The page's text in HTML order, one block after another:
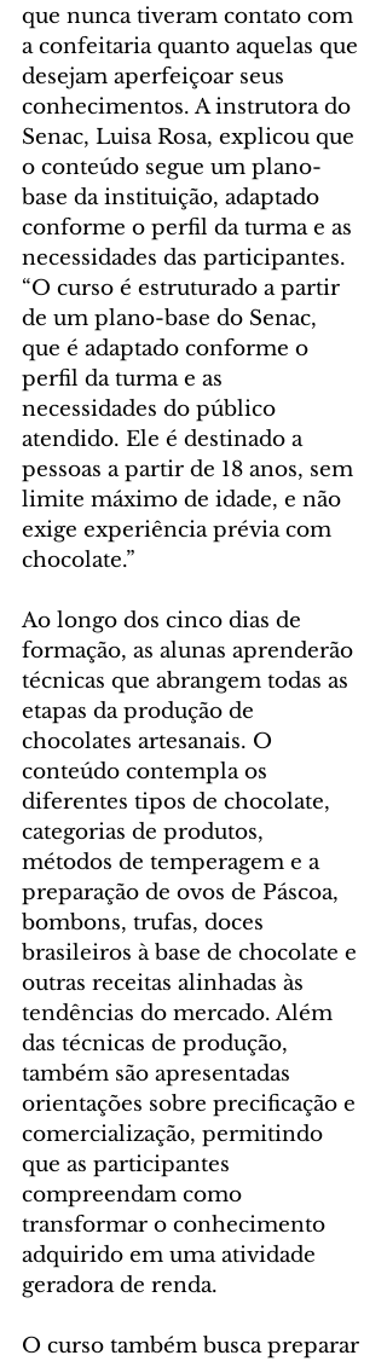
que nunca tiveram contato com
a confeitaria quanto aquelas que
desejam aperfeiçoar seus
conhecimentos. A instrutora do
Senac, Luisa Rosa, explicou que
o conteúdo segue um plano-
base da instituição, adaptado
conforme o perfil da turma e as
necessidades das participantes.
“O curso é estruturado a partir
de um plano-base do Senac,
que é adaptado conforme o
perfil da turma e as
necessidades do público
atendido. Ele é destinado a
pessoas a partir de 18 anos, sem
limite máximo de idade, e não
exige experiência prévia com
chocolate.”
Ao longo dos cinco dias de
formação, as alunas aprenderão
técnicas que abrangem todas as
etapas da produção de
chocolates artesanais. O
conteúdo contempla os
diferentes tipos de chocolate,
categorias de produtos,
métodos de temperagem e a
preparação de ovos de Páscoa,
bombons, trufas, doces
brasileiros à base de chocolate e
outras receitas alinhadas às
tendências do mercado. Além
das técnicas de produção,
também são apresentadas
orientações sobre precificação e
comercialização, permitindo
que as participantes
compreendam como
transformar o conhecimento
adquirido em uma atividade
geradora de renda.
O curso também busca preparar